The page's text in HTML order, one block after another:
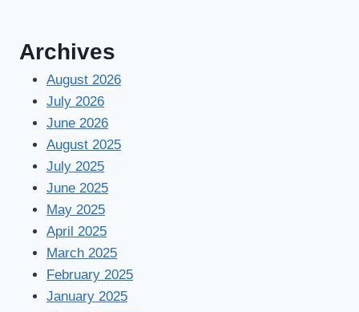
Archives
August 2026
July 2026
June 2026
August 2025
July 2025
June 2025
May 2025
April 2025
March 2025
February 2025
January 2025